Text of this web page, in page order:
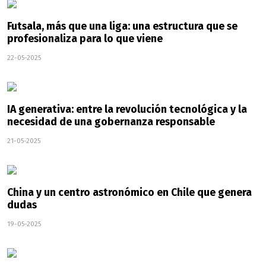
Futsala, más que una liga: una estructura que se
profesionaliza para lo que viene
22-05-2025
IA generativa: entre la revolución tecnológica y la
necesidad de una gobernanza responsable
21-05-2025
China y un centro astronómico en Chile que genera
dudas
19-05-2025